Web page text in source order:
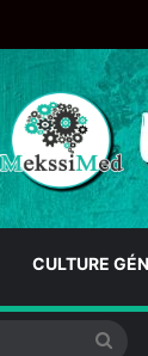
CULTURE